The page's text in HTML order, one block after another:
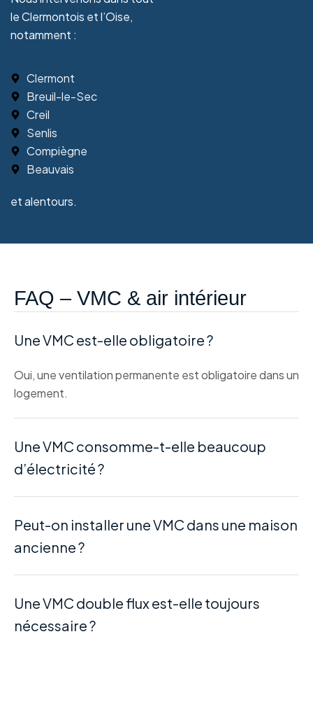
le Clermontois et l’Oise,
notamment :
Clermont
Breuil-le-Sec
Creil
Senlis
Compiègne
Beauvais
et alentours.
FAQ – VMC & air intérieur
Une VMC est-elle obligatoire ?
Oui, une ventilation permanente est obligatoire dans un
logement.
Une VMC consomme-t-elle beaucoup
d’électricité ?
Peut-on installer une VMC dans une maison
ancienne ?
Une VMC double flux est-elle toujours
nécessaire ?